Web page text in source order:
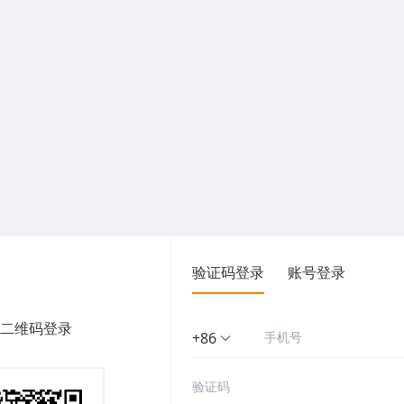
维码登录
验证码登录 账号登录
+86